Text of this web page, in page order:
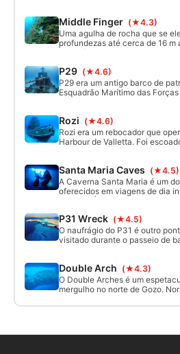
chaminé divertida e nadadeiras.
Middle Finger (★4.3)
Uma agulha de rocha que se
profundezas até cerca de 16 m
superfície. Linda parede e uma
P29 (★4.6)
P29 era um antigo barco de
Esquadrão Marítimo das
artificial. Tem 52m de
uma profundidade de 34m com
apenas 12m de profundidade
Rozi (★4.6)
Rozi era um rebocador que
Harbour de Valletta. Foi
uma atração turística
para mergulhadores. Tem cerca
comprimento e fica em pé
com seu mastro começando
parte do naufrágio aos 30-35m.
Santa Maria Caves (★4.5)
A Caverna Santa Maria é um
oferecidos em viagens de dia
Comino. É um sistema de
mergulhadores menos
mergulho, você encontrará uma
amistosos barcos de pesca de
sempre esperam pela chegada
P31 Wreck (★4.5)
O naufrágio do P31 é outro
visitado durante o passeio de
torna um local de mergulho
está começando sua aventura
seguro entrar nele, pois todas
foram removidas.
Double Arch (★4.3)
O Double Arches é um
mergulho no norte de Gozo.
mergulho de barco, ele também
alcançado a partir da costa.